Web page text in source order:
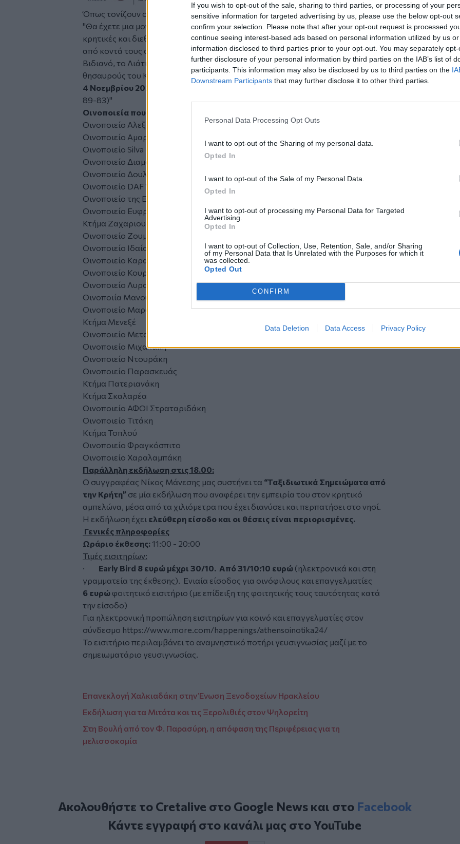
If you wish to opt-out of the sale, sharing to third parties, or processing of your
sensitive information for targeted advertising by us, please use the below opt-out
confirm your selection. Please note that after your opt-out request is processed
continue seeing interest-based ads based on personal information utilized by us
information disclosed to third parties prior to your opt-out. You may separately
further disclosure of your personal information by third parties on the IAB’s list of
participants. This information may also be disclosed by us to third parties on the
Downstream Participants that may further disclose it to other third parties.
Personal Data Processing Opt Outs
I want to opt-out of the Sharing of my personal data.
Opted In
I want to opt-out of the Sale of my Personal Data.
Opted In
I want to opt-out of processing my Personal Data for Targeted
Advertising.
Opted In
I want to opt-out of Collection, Use, Retention, Sale, and/or Sharing
of my Personal Data that Is Unrelated with the Purposes for which it
was collected.
Opted Out
CONFIRM
Data Deletion Data Access Privacy Policy
Όπως τονίζουν οι διοργανωτές:
"Θα έχετε μια μοναδική ευκαιρία να δοκιμάσετε πάνω από 300 ετικέτες από
κρητικές και διεθνείς ποικιλίες, νέες και παλιές εσοδείες, αλλά και να γνωρίσετε
από κοντά τους ανθρώπους πίσω από την «ετικέτα». Ανακαλύψτε μαζί μας το
Βιδιανό, το Λιάτικο, το Θραψαθήρι, το Ρωμέικο, τη Βηλάνα και άλλους
θησαυρούς του Κρητικού Αμπελώνα. Το ραντεβού μας έχει δοθεί την Δευτέρα
4 Νοεμβρίου 2024 στο
Athenaeum InterContinental Athens Hotel
89-83)"
Οινοποιεία που συμμετέχουν στα ΟιΝοτικά:
Οινοποιείο Αλεξάκη
Οινοποιείο Αμαργιωτάκη
Οινοποιείο Silva – Δασκαλάκη
Οινοποιείο Διαμαντάκη
Οινοποιείο Δουλουφάκη
Οινοποιείο DAF Wines by Δουλουφάκη Φερενίκη
Οινοποιείο της ΕΑΣΗ
Οινοποιείο Ευφροσύνη
Κτήμα Ζαχαριουδάκη
Οινοποιείο Ζουμπεράκη
Οινοποιείο Ιδαία Οινοποιητική
Οινοποιείο Καραβιτάκη
Οινοποιείο Κουρκουλού
Οινοποιείο Λυραράκη
Οινοποιία Μανουσάκη
Οινοποιείο Μαραγκάκη
Κτήμα Μενεξέ
Οινοποιείο Μεταξάρη
Οινοποιείο Μιχαλάκη
Οινοποιείο Ντουράκη
Οινοποιείο Παρασκευάς
Κτήμα Πατεριανάκη
Κτήμα Σκαλαρέα
Οινοποιείο ΑΦΟΙ Στραταριδάκη
Οινοποιείο Τιτάκη
Κτήμα Τοπλού
Οινοποιείο Φραγκόσπιτο
Οινοποιείο Χαραλαμπάκη
Παράλληλη εκδήλωση στις 18.00:
Ο συγγραφέας Νίκος Μάνεσης μας συστήνει τα “Ταξιδιωτικά Σημειώματα από
την Κρήτη” σε μία εκδήλωση που αναφέρει την εμπειρία του στον κρητικό
αμπελώνα, μέσα από τα χιλιόμετρα που έχει διανύσει και περπατήσει στο νησί.
Η εκδήλωση έχει ελεύθερη είσοδο και οι θέσεις είναι περιορισμένες.
Γενικές πληροφορίες
Ωράριο έκθεσης:11:00 - 20:00
Τιμές εισιτηρίων:
· Early Bird 8 ευρώ μέχρι 30/10. Από 31/10:10 ευρώ (ηλεκτρονικά και στη
γραμματεία της έκθεσης). Ενιαία είσοδος για οινόφιλους και επαγγελματίες
6 ευρώ φοιτητικό εισιτήριο (με επίδειξη της φοιτητικής τους ταυτότητας κατά
την είσοδο)
Για ηλεκτρονική προπώληση εισιτηρίων για κοινό και επαγγελματίες στον
σύνδεσμο https://www.more.com/happenings/athensoinotika24/
Το εισιτήριο περιλαμβάνει το αναμνηστικό ποτήρι γευσιγνωσίας μαζί με το
σημειωματάριο γευσιγνωσίας.
Επανεκλογή Χαλκιαδάκη στην Ένωση Ξενοδοχείων Ηρακλείου
Εκδήλωση για τα Μιτάτα και τις Ξερολιθιές στον Ψηλορείτη
Στη Βουλή από τον Φ. Παρασύρη, η απόφαση της Περιφέρειας για τη
μελισσοκομία
Ακολουθήστε το Cretalive στο Google Newsκαι στο Facebook
Κάντε εγγραφή στο κανάλι μας στοYouTube